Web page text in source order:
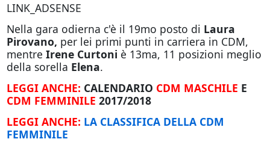
LINK_ADSENSE
Nella gara odierna c'è il 19mo posto di Laura
Pirovano, per lei primi punti in carriera in CDM,
mentre Irene Curtoni è 13ma, 11 posizioni meglio
della sorella Elena.
LEGGI ANCHE: CALENDARIO CDM MASCHILE E
CDM FEMMINILE 2017/2018
LEGGI ANCHE: LA CLASSIFICA DELLA CDM
FEMMINILE